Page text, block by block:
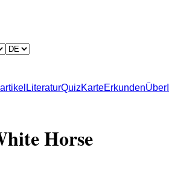
LiteraturQuizKarteErkundenÜber
Horse